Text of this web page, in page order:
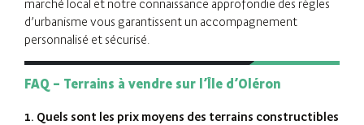
marché local et notre connaissance approfondie des règles
d’urbanisme vous garantissent un accompagnement
personnalisé et sécurisé.
FAQ – Terrains à vendre sur l’Île d’Oléron
1. Quels sont les prix moyens des terrains constructibles